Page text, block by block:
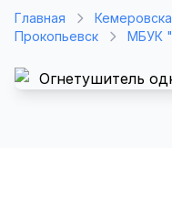
Главная
Прокопьевск
МБУК